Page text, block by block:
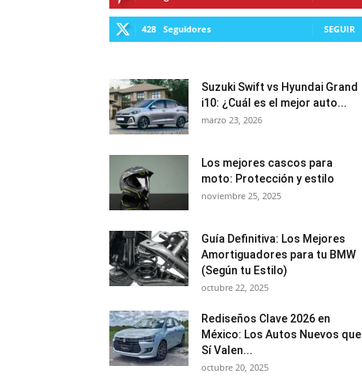
428 Seguidores SEGUIR
Suzuki Swift vs Hyundai Grand
i10: ¿Cuál es el mejor auto...
marzo 23, 2026
Los mejores cascos para
moto: Protección y estilo
noviembre 25, 2025
Guía Definitiva: Los Mejores
Amortiguadores para tu BMW
(Según tu Estilo)
octubre 22, 2025
Rediseños Clave 2026 en
México: Los Autos Nuevos que
Sí Valen...
octubre 20, 2025